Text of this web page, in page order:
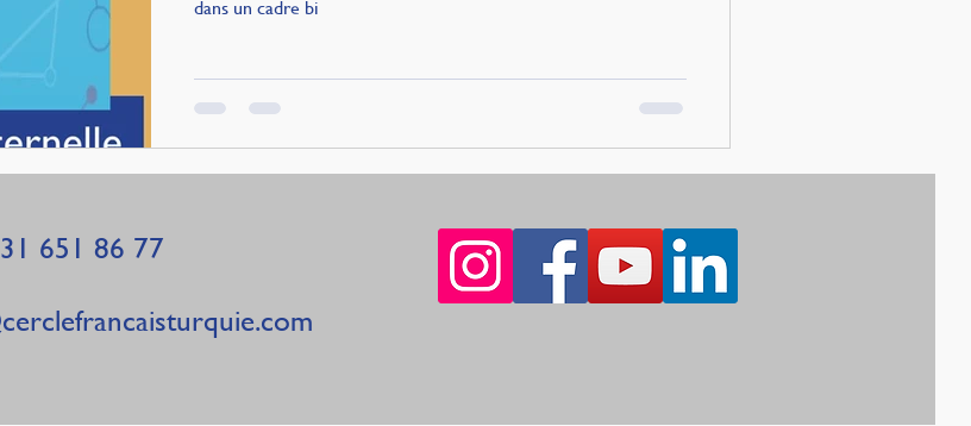
dans un cadre bi
651 86 77
cerclefrancaisturquie.com